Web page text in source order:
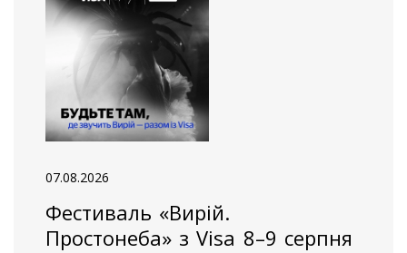
07.08.2026
Фестиваль «Вирій.
Простонеба» з Visa 8–9 серпня